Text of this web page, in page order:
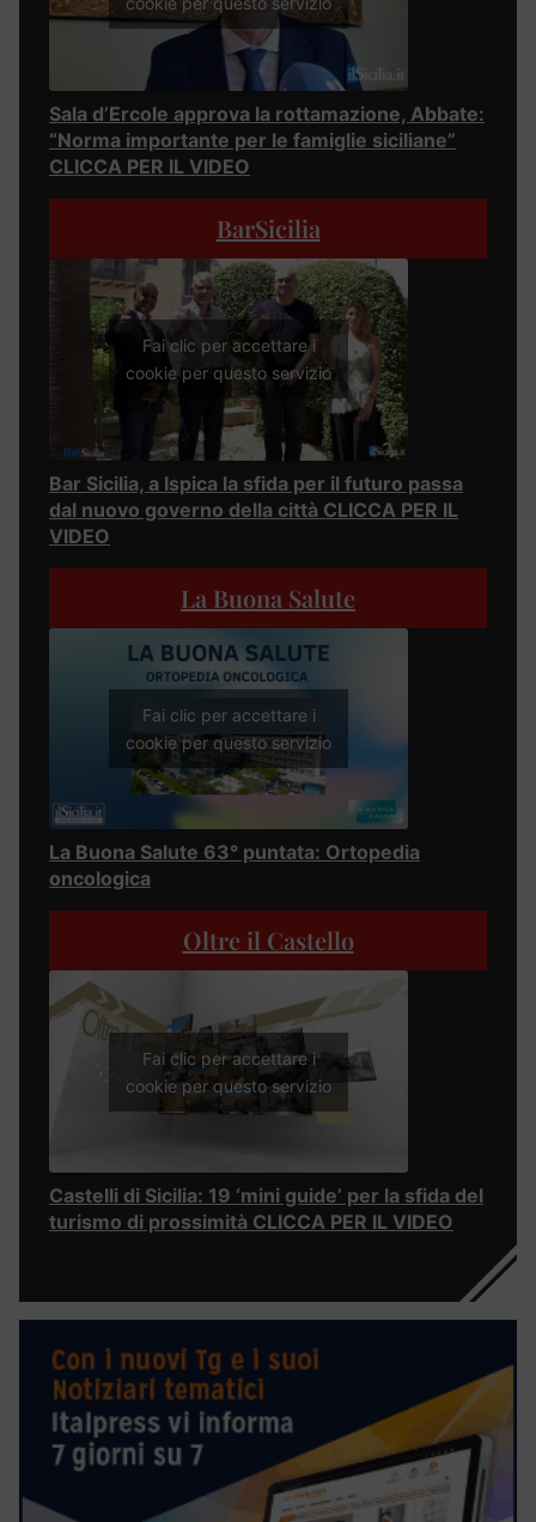
Sala d’Ercole approva la rottamazione, Abbate:
“Norma importante per le famiglie siciliane”
CLICCA PER IL VIDEO
BarSicilia
Fai clic per accettare i
cookie per questo servizio
Bar Sicilia, a Ispica la sfida per il futuro passa
dal nuovo governo della città CLICCA PER IL
VIDEO
La Buona Salute
Fai clic per accettare i
cookie per questo servizio
La Buona Salute 63° puntata: Ortopedia
oncologica
Oltre il Castello
Fai clic per accettare i
cookie per questo servizio
Castelli di Sicilia: 19 ‘mini guide’ per la sfida del
turismo di prossimità CLICCA PER IL VIDEO